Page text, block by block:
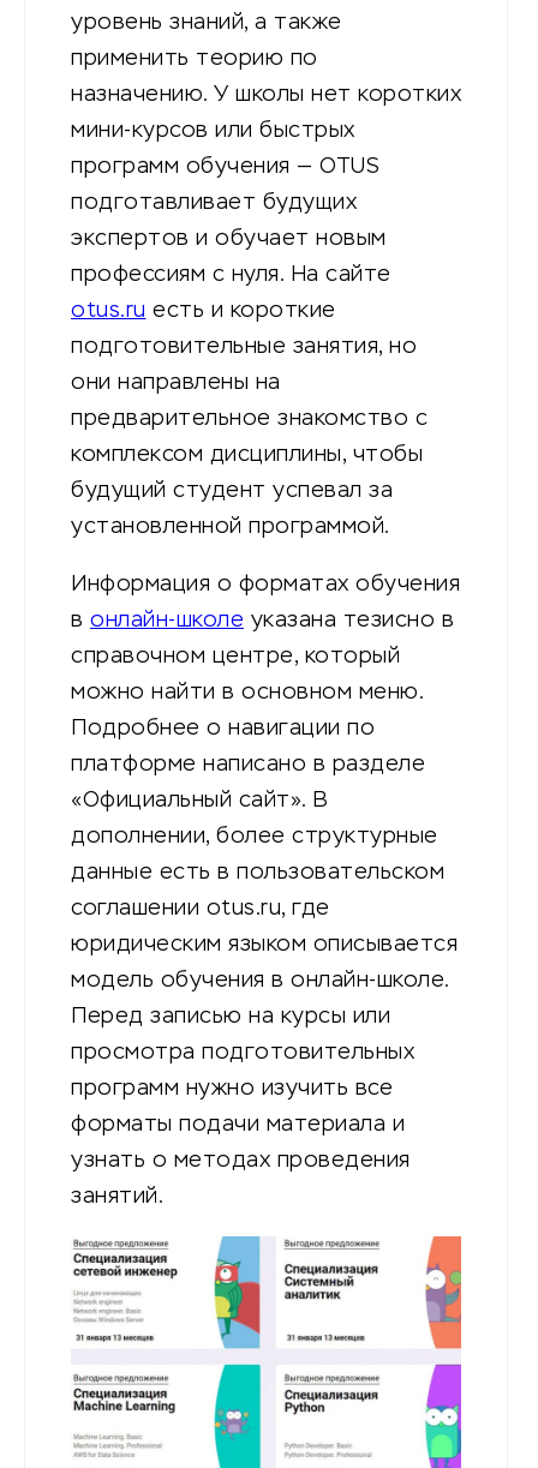
уровень знаний, а также
применить теорию по
назначению. У школы нет коротких
мини-курсов или быстрых
программ обучения — OTUS
подготавливает будущих
экспертов и обучает новым
профессиям с нуля. На сайте
otus.ru есть и короткие
подготовительные занятия, но
они направлены на
предварительное знакомство с
комплексом дисциплины, чтобы
будущий студент успевал за
установленной программой.
Информация о форматах обучения
в онлайн-школе указана тезисно в
справочном центре, который
можно найти в основном меню.
Подробнее о навигации по
платформе написано в разделе
«Официальный сайт». В
дополнении, более структурные
данные есть в пользовательском
соглашении otus.ru, где
юридическим языком описывается
модель обучения в онлайн-школе.
Перед записью на курсы или
просмотра подготовительных
программ нужно изучить все
форматы подачи материала и
узнать о методах проведения
занятий.